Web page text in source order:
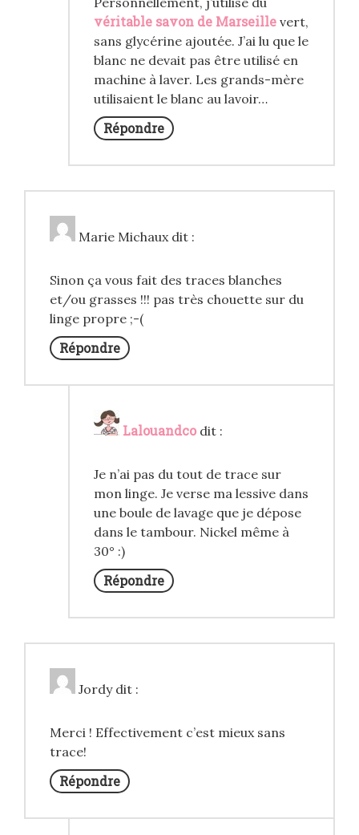
véritable savon de Marseille vert,
sans glycérine ajoutée. J’ai lu que le
blanc ne devait pas être utilisé en
machine à laver. Les grands-mère
utilisaient le blanc au lavoir…
Répondre
Marie Michaux dit :
Sinon ça vous fait des traces blanches
et/ou grasses !!! pas très chouette sur du
linge propre ;-(
Répondre
Lalouandco dit :
Je n’ai pas du tout de trace sur
mon linge. Je verse ma lessive dans
une boule de lavage que je dépose
dans le tambour. Nickel même à
30° :)
Répondre
Jordy dit :
Merci ! Effectivement c’est mieux sans
trace!
Répondre